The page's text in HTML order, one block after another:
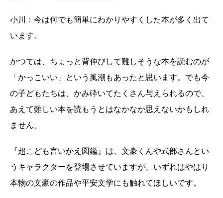
小川：今は何でも簡単にわかりやすくした本が多く出て
います。
かつては、ちょっと背伸びして難しそうな本を読むのが
「かっこいい」という風潮もあったと思います。でも今
の子どもたちは、かみ砕いてたくさん与えられるので、
あえて難しい本を読もうとはなかなか思えないかもしれ
ません。
『超こども言いかえ図鑑』は、文豪くんや式部さんとい
うキャラクターを登場させていますが、いずれはやはり
本物の文豪の作品や平安文学にも触れてほしいです。